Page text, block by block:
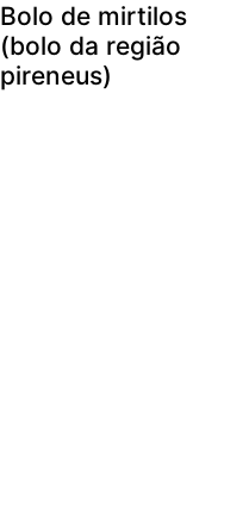
Bolo de mirtilos
(bolo da região
pireneus)